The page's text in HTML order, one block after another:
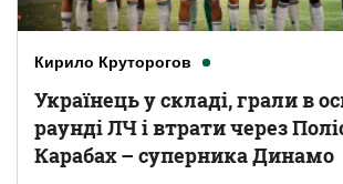
Кирило Круторогов
Українець у складі, грали в
раунді ЛЧ і втрати через
Карабах – суперника Динамо